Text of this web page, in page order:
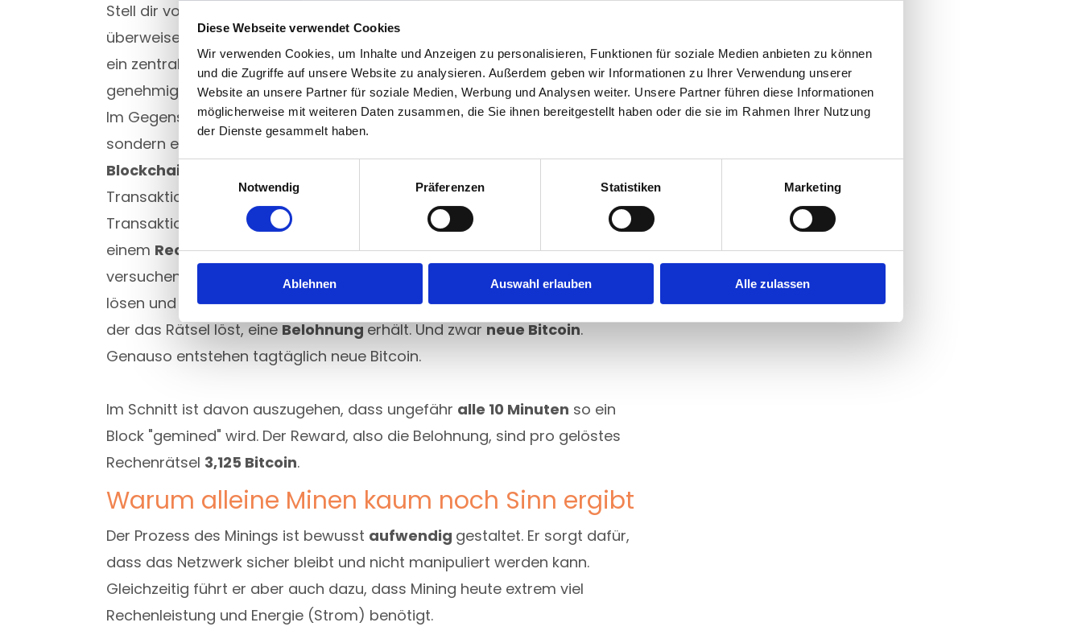
Diese Webseite verwendet Cookies
Wir verwenden Cookies, um Inhalte und Anzeigen zu personalisieren, Funktionen für soziale Medien anbieten zu können
und die Zugriffe auf unsere Website zu analysieren. Außerdem geben wir Informationen zu Ihrer Verwendung unserer
Website an unsere Partner für soziale Medien, Werbung und Analysen weiter. Unsere Partner führen diese Informationen
möglicherweise mit weiteren Daten zusammen, die Sie ihnen bereitgestellt haben oder die sie im Rahmen Ihrer Nutzung
der Dienste gesammelt haben.
Einwilligungsauswahl
Notwendig
Präferenzen Statistiken Marketing
Ablehnen Auswahl erlauben Alle zulassen
Stell dir vor, du willst Geld von deiner Bank auf das Konto eines Freundes
überweisen. Diese Überweisung läuft, wie wir bereits gelernt haben, über
ein zentrales Bankennetzwerk. Deine Bank prüft, ob du das Geld hast, und
genehmigt dann die Transaktion.
Im Gegensatz dazu gibt es im Krypto Bereich ebenkeine zentrale Instanz
sondern ein weltweites Netzwerk von Computern, die sogenannte
Blockchain
Transaktion mit vielen anderen, weltweit zeitgleich ausgeführten
Transaktionen in einem „Block“ zusammengefasst. Dieser Block wird mit
einem Rechenrätselversehen und auf die Blockchain geschickt. Nun
versuchen Computer überall auf der Welt eben dieses Rechenrätsel zu
lösen und damit die Transaktionen freizugeben. Warum? Weil derjenige,
der das Rätsel löst, eine Belohnung erhält. Und zwar neue Bitcoin.
Genauso entstehen tagtäglich neue Bitcoin.
Im Schnitt ist davon auszugehen, dass ungefähr alle 10 Minuten so ein
Block "gemined" wird. Der Reward, also die Belohnung, sind pro gelöstes
Rechenrätsel 3,125 Bitcoin.
Warum alleine Minen kaum noch Sinn ergibt
Der Prozess des Minings ist bewusst aufwendig gestaltet. Er sorgt dafür,
dass das Netzwerk sicher bleibt und nicht manipuliert werden kann.
Gleichzeitig führt er aber auch dazu, dass Mining heute extrem viel
Rechenleistung und Energie (Strom) benötigt.